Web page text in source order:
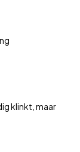
klinkt, maar